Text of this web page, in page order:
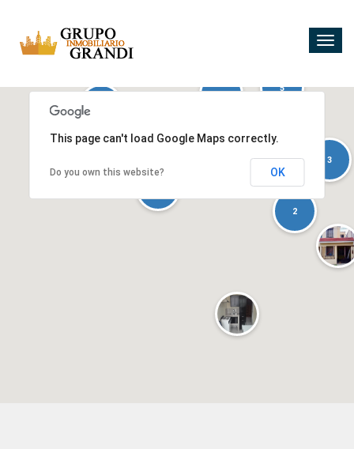
10
2
2
5
3
10
2
This page can't load Google Maps correctly.
Do you own this website? OK